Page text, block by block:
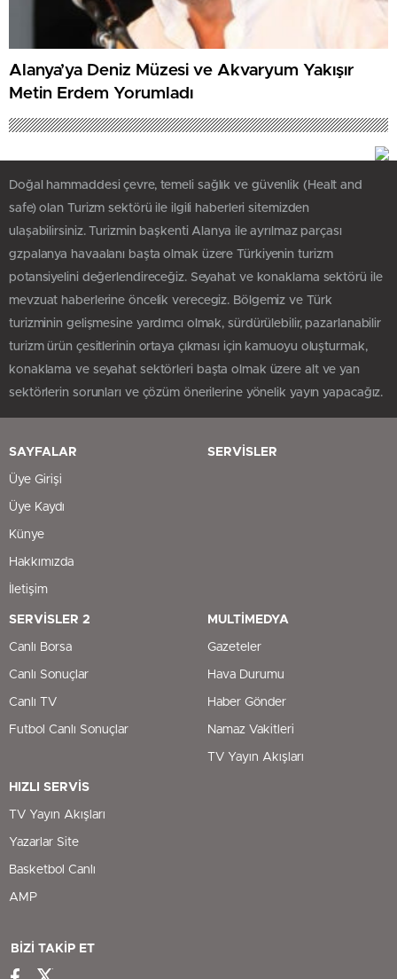
Alanya’ya Deniz Müzesi ve Akvaryum Yakışır
Metin Erdem Yorumladı
Doğal hammaddesi çevre, temeli sağlık ve güvenlik (Healt and
safe) olan Turizm sektörü ile ilgili haberleri sitemizden
ulaşabilirsiniz. Turizmin başkenti Alanya ile ayrılmaz parçası
gzpalanya havaalanı başta olmak üzere Türkiyenin turizm
potansiyelini değerlendireceğiz. Seyahat ve konaklama sektörü ile
mevzuat haberlerine öncelik verecegiz. Bölgemiz ve Türk
turizminin gelişmesine yardımcı olmak, sürdürülebilir, pazarlanabilir
turizm ürün çesitlerinin ortaya çıkması için kamuoyu oluşturmak,
konaklama ve seyahat sektörleri başta olmak üzere alt ve yan
sektörlerin sorunları ve çözüm önerilerine yönelik yayın yapacağız.
SAYFALAR
Üye Girişi
Üye Kaydı
Künye
Hakkımızda
İletişim
SERVİSLER
SERVİSLER 2
Canlı Borsa
Canlı Sonuçlar
Canlı TV
Futbol Canlı Sonuçlar
MULTİMEDYA
Gazeteler
Hava Durumu
Haber Gönder
Namaz Vakitleri
TV Yayın Akışları
HIZLI SERVİS
TV Yayın Akışları
Yazarlar Site
Basketbol Canlı
AMP
BİZİ TAKİP ET